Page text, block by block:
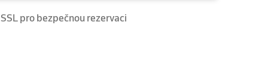
SSL pro bezpečnou rezervaci